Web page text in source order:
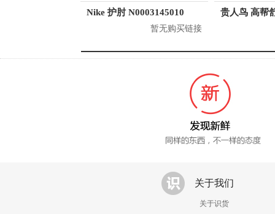
Nike 护肘 N0003145010
暂无购买链接
关于我们
关于识货